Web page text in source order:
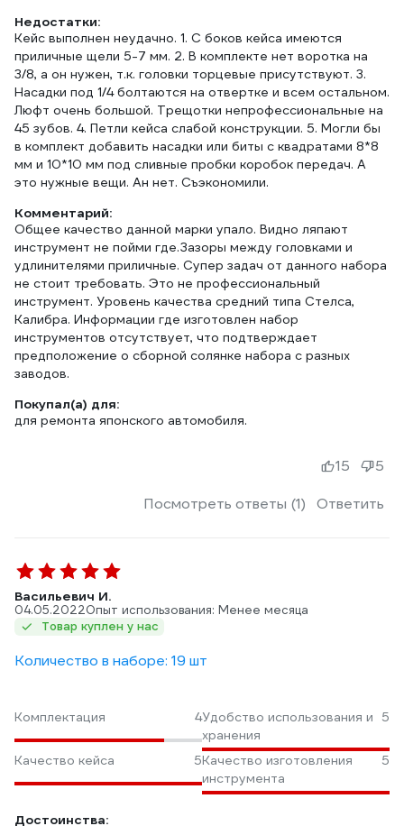
Недостатки:
Кейс выполнен неудачно. 1. С боков кейса имеются
приличные щели 5-7 мм. 2. В комплекте нет воротка на
3/8, а он нужен, т.к. головки торцевые присутствуют. 3.
Насадки под 1/4 болтаются на отвертке и всем остальном.
Люфт очень большой. Трещотки непрофессиональные на
45 зубов. 4. Петли кейса слабой конструкции. 5. Могли бы
в комплект добавить насадки или биты с квадратами 8*8
мм и 10*10 мм под сливные пробки коробок передач. А
это нужные вещи. Ан нет. Съэкономили.
Комментарий:
Общее качество данной марки упало. Видно ляпают
инструмент не пойми где.Зазоры между головками и
удлинителями приличные. Супер задач от данного набора
не стоит требовать. Это не профессиональный
инструмент. Уровень качества средний типа Стелса,
Калибра. Информации где изготовлен набор
инструментов отсутствует, что подтверждает
предположение о сборной солянке набора с разных
заводов.
Покупал(а) для:
для ремонта японского автомобиля.
Посмотреть ответы (1) Ответить
15 5
Васильевич И.
04.05.2022Опыт использования: Менее месяца
Товар куплен у нас
Количество в наборе: 19 шт
Комплектация 4Удобство использования и
хранения
5
Качество кейса 5Качество изготовления
инструмента
5
Достоинства: